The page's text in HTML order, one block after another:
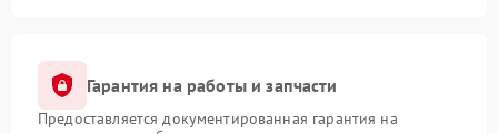
Гарантия на работы и запчасти
Предоставляется документированная гарантия на